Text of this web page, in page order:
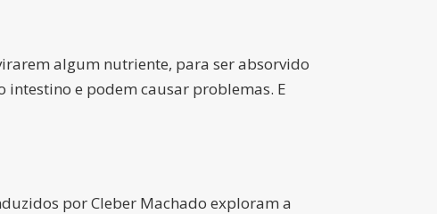
algum nutriente, para ser absorvido
intestino e podem causar problemas. E
por Cleber Machado exploram a